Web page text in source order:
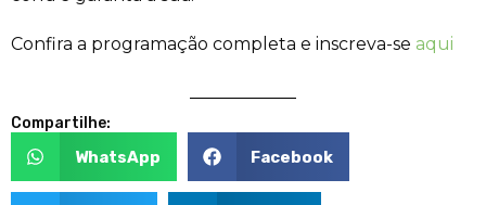
Confira a programação completa e inscreva-se aqui
Compartilhe:
WhatsApp Facebook